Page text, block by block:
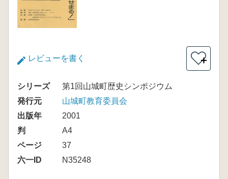
レビューを書く ＋
シリーズ
第1回山城町歴史シンポジウム
発行元
山城町教育委員会
出版年
2001
判
A4
ページ
37
六一ID
N35248